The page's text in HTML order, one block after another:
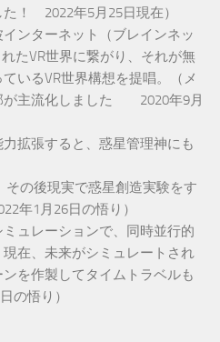
！ 2022年5月25日現在）
ンターネット（ブレインネッ
たVR世界に繋がり、それが無
いるVR世界構想を提唱。（メ
が主流化しました 2020年9月
拡張すると、惑星管理神にも
その後現実で惑星創造実験をす
年1月26日の悟り）
ュレーションで、同時並行的
在、未来がシミュレートされ
を作製してタイムトラベルも
の悟り）